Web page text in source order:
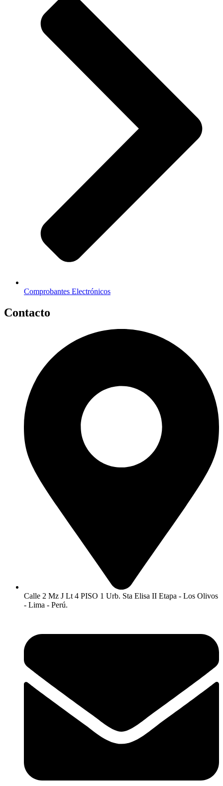
Comprobantes Electrónicos
Contacto
Calle 2 Mz J Lt 4 PISO 1 Urb. Sta Elisa II Etapa - Los Olivos
- Lima - Perú.